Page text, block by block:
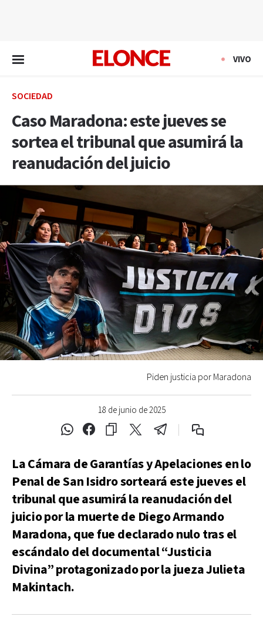
VIVO
SOCIEDAD
Caso Maradona: este jueves se
sortea el tribunal que asumirá la
reanudación del juicio
18 de junio de 2025
Piden justicia por Maradona
La Cámara de Garantías y Apelaciones en lo
Penal de San Isidro sorteará este jueves el
tribunal que asumirá la reanudación del
juicio por la muerte de Diego Armando
Maradona, que fue declarado nulo tras el
escándalo del documental “Justicia
Divina” protagonizado por la jueza Julieta
Makintach.